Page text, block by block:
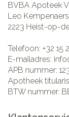
BVBA Apoteek
Leo
2223 Heist-op-
Telefoon: +32 15
E-mailadres:
APB nummer:
Apotheek
BTW nummer: